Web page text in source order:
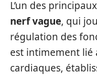
L’un des
nerf vague, qui
régulation des
est intimement lié
cardiaques,